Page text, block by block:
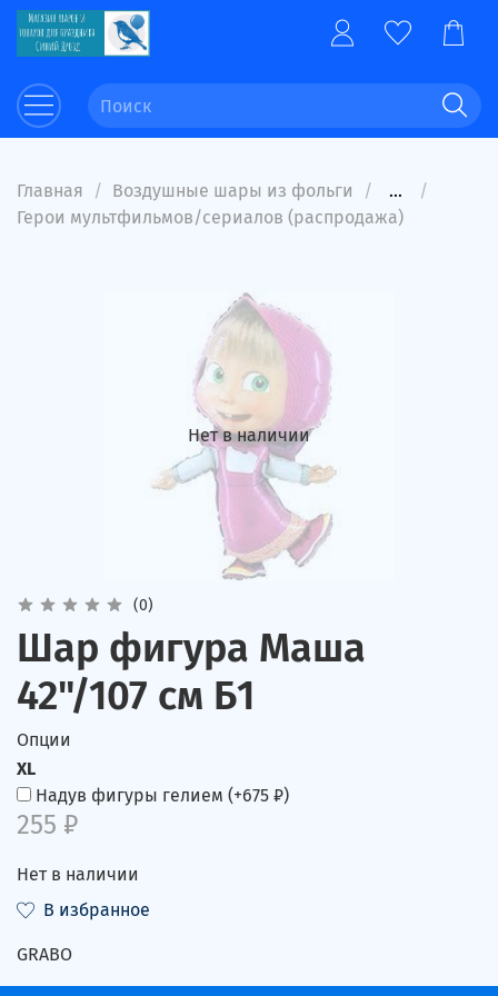
Главная Воздушные шары из фольги
...
Герои мультфильмов/сериалов (распродажа)
Нет в наличии
(0)
Шар фигура Маша
42"/107 см Б1
Опции
XL
Надув фигуры гелием (+675 ₽)
255 ₽
Нет в наличии
В избранное
GRABO